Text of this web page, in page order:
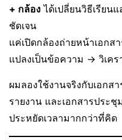
+ กล้อง ได้เปลี่ยนวิธีเรียน
ชัดเจน
แค่เปิดกล้องถ่ายหน้าเอก
แปลงเป็นข้อความ → วิเค
ผมลองใช้งานจริงกับเอกส
รายงาน และเอกสารประชุ
ประหยัดเวลามากกว่าที่คิด